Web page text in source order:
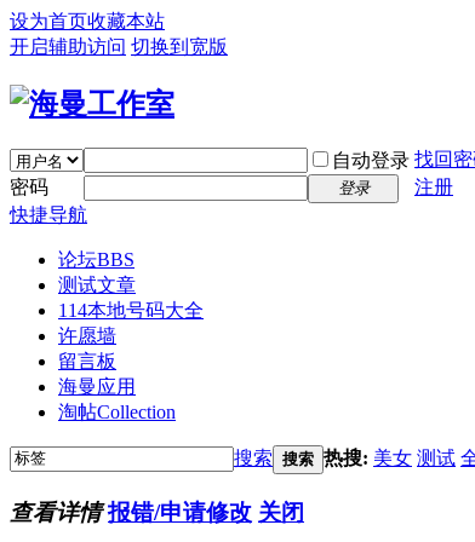
设为首页收藏本站
开启辅助访问 切换到宽版
自动登录 找回
密码
登录
注册
快捷导航
论坛BBS
测试文章
114本地号码大全
许愿墙
留言板
海曼应用
淘帖Collection
搜索 搜索 热搜: 美女 测试
查看详情 报错/申请修改 关闭